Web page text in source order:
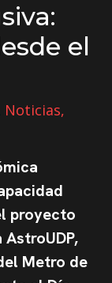
el
Noticias,
proyecto
Metro de